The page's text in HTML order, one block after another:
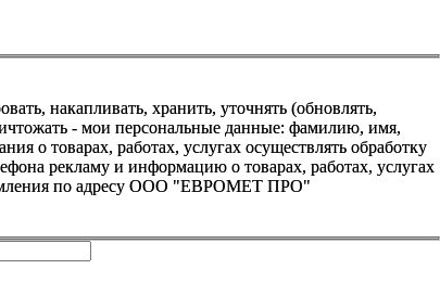
накапливать, хранить, уточнять (обновлять,
- мои персональные данные: фамилию, имя,
товарах, работах, услугах осуществлять обработку
рекламу и информацию о товарах, работах, услугах
по адресу ООО "ЕВРОМЕТ ПРО"